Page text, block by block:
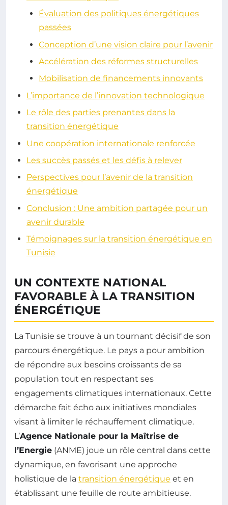
Évaluation des politiques énergétiques
passées
Conception d’une vision claire pour l’avenir
Accélération des réformes structurelles
Mobilisation de financements innovants
L’importance de l’innovation technologique
Le rôle des parties prenantes dans la
transition énergétique
Une coopération internationale renforcée
Les succès passés et les défis à relever
Perspectives pour l’avenir de la transition
énergétique
Conclusion : Une ambition partagée pour un
avenir durable
Témoignages sur la transition énergétique en
Tunisie
UN CONTEXTE NATIONAL
FAVORABLE À LA TRANSITION
ÉNERGÉTIQUE
La Tunisie se trouve à un tournant décisif de son
parcours énergétique. Le pays a pour ambition
de répondre aux besoins croissants de sa
population tout en respectant ses
engagements climatiques internationaux. Cette
démarche fait écho aux initiatives mondiales
visant à limiter le réchauffement climatique.
L’Agence Nationale pour la Maîtrise de
l’Energie (ANME) joue un rôle central dans cette
dynamique, en favorisant une approche
holistique de la transition énergétique et en
établissant une feuille de route ambitieuse.